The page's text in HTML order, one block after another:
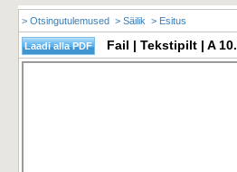
> Otsingutulemused > Säilik > Esitus
Fail | Tekstipilt | A